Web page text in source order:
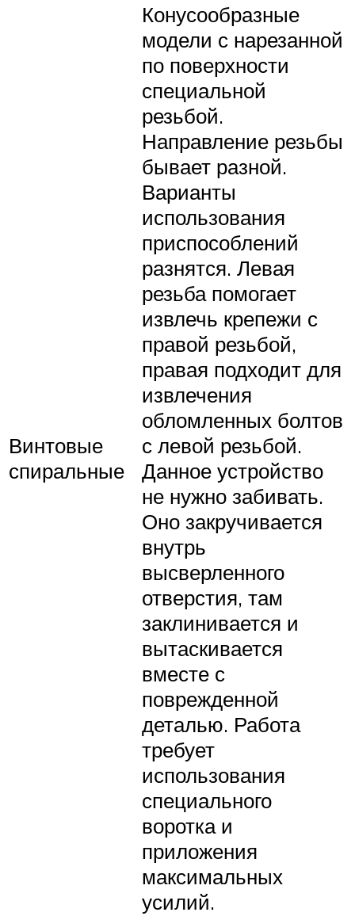
Винтовые
спиральные
Конусообразные
модели с нарезанной
по поверхности
специальной
резьбой.
Направление резьбы
бывает разной.
Варианты
использования
приспособлений
разнятся. Левая
резьба помогает
извлечь крепежи с
правой резьбой,
правая подходит для
извлечения
обломленных болтов
с левой резьбой.
Данное устройство
не нужно забивать.
Оно закручивается
внутрь
высверленного
отверстия, там
заклинивается и
вытаскивается
вместе с
поврежденной
деталью. Работа
требует
использования
специального
воротка и
приложения
максимальных
усилий.